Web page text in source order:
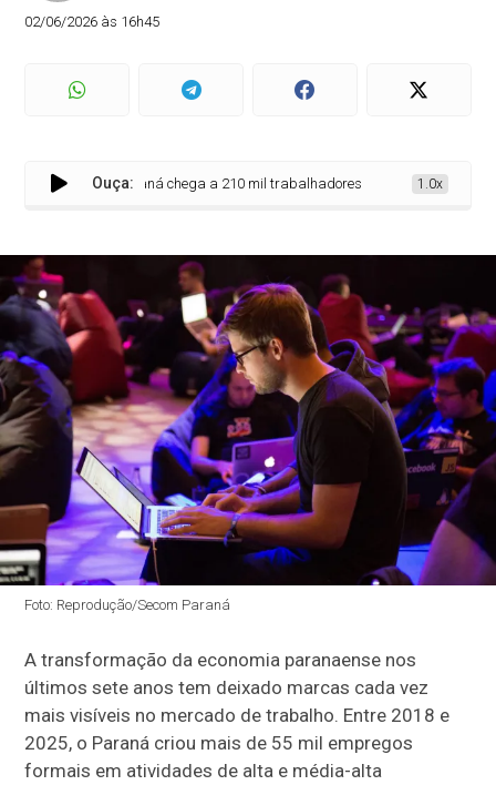
02/06/2026 às 16h45
Ouça:
Paraná chega a 210 mil trabalhadores em atividades 1.0x
Foto: Reprodução/Secom Paraná
A transformação da economia paranaense nos
últimos sete anos tem deixado marcas cada vez
mais visíveis no mercado de trabalho. Entre 2018 e
2025, o Paraná criou mais de 55 mil empregos
formais em atividades de alta e média-alta